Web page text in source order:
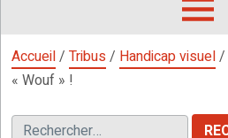
OUVRIR
MENU
Accueil/ Tribus/ Handicap visuel/
« Wouf » !
Rechercher :